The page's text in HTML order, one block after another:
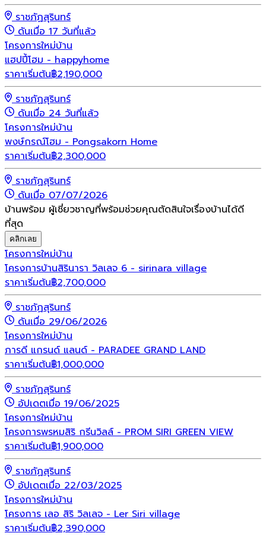
ราชภัฏสุรินทร์
ดันเมื่อ 17 วันที่แล้ว
โครงการใหม่บ้าน
แฮปปี้โฮม - happyhome
ราคาเริ่มต้น฿2,190,000
ราชภัฏสุรินทร์
ดันเมื่อ 24 วันที่แล้ว
โครงการใหม่บ้าน
พงษ์กรณ์โฮม - Pongsakorn Home
ราคาเริ่มต้น฿2,300,000
ราชภัฏสุรินทร์
ดันเมื่อ 07/07/2026
บ้านพร้อม ผู้เชี่ยวชาญที่พร้อมช่วยคุณตัดสินใจเรื่องบ้านได้ดี
ที่สุด
คลิกเลย
โครงการใหม่บ้าน
โครงการบ้านสิรินารา วิลเลจ 6 - sirinara village
ราคาเริ่มต้น฿2,700,000
ราชภัฏสุรินทร์
ดันเมื่อ 29/06/2026
โครงการใหม่บ้าน
ภารดี แกรนด์ แลนด์ - PARADEE GRAND LAND
ราคาเริ่มต้น฿1,000,000
ราชภัฏสุรินทร์
อัปเดตเมื่อ 19/06/2025
โครงการใหม่บ้าน
โครงการพรหมสิริ กรีนวิลล์ - PROM SIRI GREEN VIEW
ราคาเริ่มต้น฿1,900,000
ราชภัฏสุรินทร์
อัปเดตเมื่อ 22/03/2025
โครงการใหม่บ้าน
โครงการ เลอ สิริ วิลเลจ - Ler Siri village
ราคาเริ่มต้น฿2,390,000